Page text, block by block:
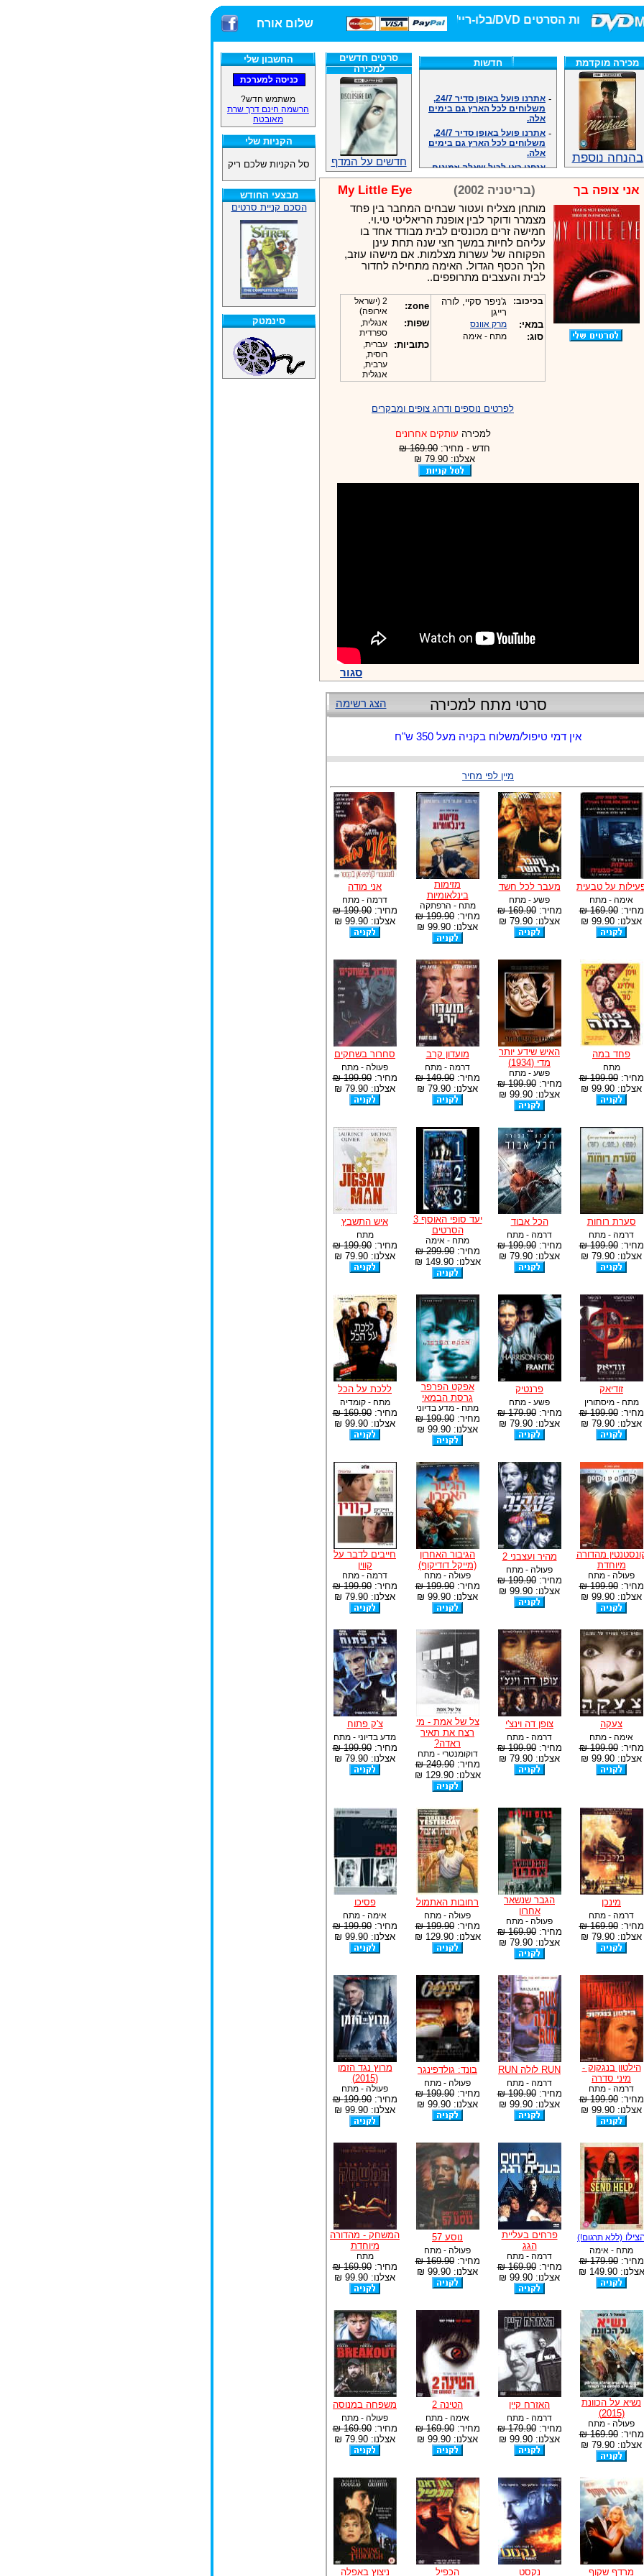
חנות הסרטים DVD/בלו-ריי/3D הגדולה ביותר! שלום אורח
החשבון שלי
משתמש חדש?
הרשמה חינם דרך שרת
מאובטח
הקניות שלי
סל הקניות שלכם ריק
מבצעי החודש
הסכם קניית סרטים
סינמטק
מכירה מוקדמת
בהנחה נוספת
חדשות
משלוחים לכל הארץ גם בימים
אלה.
משלוחים לכל הארץ גם בימים
אלה.
אנחנו כאן לכול שאלה וזמינים
במענה הטלפוני שלנו.ובמייל
.האתר לרשותכם פעיל 24/7
מענה טלפוני: 09-7652392
צוות דיוידי מאסטר ישיר.
זמינים במייל ובטלפון. האתר
לרשותכם פעיל 24/7
צוות דיוידי מאסטר ישיר.
אנחנו כאן לכול שאלה וזמינים
במענה הטלפוני שלנו.ובמייל
.האתר לרשותכם 24/7
מענה טלפוני: 09-7652392
צוות דיוידי מאסטר ישיר.
סרטים חדשים
למכירה
חדשים על המדף
אני צופה בך (בריטניה 2002) My Little Eye
מותחן מצליח ועטור שבחים המחבר בין פחד
מצמרר ודוקר לבין אופנת הריאליטי טי.וי.
חמישה זרים מכונסים לבית מבודד אחד בו
עליהם לחיות במשך חצי שנה תחת עינן
הפקוחה של עשרות מצלמות. אם מישהו עוזב,
הלך הכסף הגדול. האימה מתחילה לחדור
לבית והעצבים מתרופפים..
בכיכוב:
ג'ניפר סקיי, לורה
רייגן
במאי:
מרק אוונס
סוג: מתח - אימה
zone:
2 (ישראל
אירופה)
שפות:
אנגלית,
ספרדית
כתוביות:
עברית,
רוסית,
ערבית,
אנגלית
לפרטים נוספים ודרוג צופים ומבקרים
למכירה עותקים אחרונים
חדש - מחיר: 169.90 ₪
אצלנו: 79.90 ₪
סגור
הצג רשימה סרטי מתח למכירה
אין דמי טיפול/משלוח בקניה מעל 350 ש"ח
מיין לפי מחיר
על טבעית
אימה - מתח
מחיר:169.90 ₪
אצלנו: 99.90 ₪
מעבר לכל חשד
פשע - מתח
מחיר:169.90 ₪
אצלנו: 79.90 ₪
מזימות
בינלאומיות
מתח - הרפתקה
מחיר:199.90 ₪
אצלנו: 99.90 ₪
אני מודה
דרמה - מתח
מחיר:199.90 ₪
אצלנו: 99.90 ₪
פחד במה
מתח
מחיר:199.90 ₪
אצלנו: 99.90 ₪
האיש שידע יותר
מדי (1934)
פשע - מתח
מחיר:199.90 ₪
אצלנו: 99.90 ₪
מועדון קרב
דרמה - מתח
מחיר:149.90 ₪
אצלנו: 79.90 ₪
סחרור בשחקים
פעולה - מתח
מחיר:199.90 ₪
אצלנו: 79.90 ₪
סערת רוחות
דרמה - מתח
מחיר:199.90 ₪
אצלנו: 79.90 ₪
הכל אבוד
דרמה - מתח
מחיר:199.90 ₪
אצלנו: 79.90 ₪
יעד סופי האוסף 3
הסרטים
מתח - אימה
מחיר:299.90 ₪
אצלנו: 149.90 ₪
איש התשבץ
מתח
מחיר:199.90 ₪
אצלנו: 79.90 ₪
זודיאק
מתח - מיסתורין
מחיר:199.90 ₪
אצלנו: 79.90 ₪
פרנטיק
פשע - מתח
מחיר:179.90 ₪
אצלנו: 79.90 ₪
אפקט הפרפר
גרסת הבמאי
מתח - מדע בדיוני
מחיר:199.90 ₪
אצלנו: 99.90 ₪
ללכת על הכל
מתח - קומדיה
מחיר:169.90 ₪
אצלנו: 99.90 ₪
מהדורה
מיוחדת
פעולה - מתח
מחיר:199.90 ₪
אצלנו: 99.90 ₪
מהיר ועצבני 2
פעולה - מתח
מחיר:199.90 ₪
אצלנו: 99.90 ₪
הגיבור האחרון
(מייקל דודיקוף)
פעולה - מתח
מחיר:199.90 ₪
אצלנו: 99.90 ₪
חייבים לדבר על
קווין
דרמה - מתח
מחיר:199.90 ₪
אצלנו: 79.90 ₪
צעקה
אימה - מתח
מחיר:199.90 ₪
אצלנו: 99.90 ₪
צופן דה וינצ'י
דרמה - מתח
מחיר:199.90 ₪
אצלנו: 79.90 ₪
צל של אמת - מי
רצח את תאיר
ראדה?
דוקומנטרי - מתח
מחיר:249.90 ₪
אצלנו: 129.90 ₪
צ'ק פתוח
מדע בדיוני - מתח
מחיר:199.90 ₪
אצלנו: 79.90 ₪
מינכן
דרמה - מתח
מחיר:169.90 ₪
אצלנו: 79.90 ₪
הגבר שנשאר
אחרון
פעולה - מתח
מחיר:169.90 ₪
אצלנו: 79.90 ₪
רחובות האתמול
פעולה - מתח
מחיר:199.90 ₪
אצלנו: 129.90 ₪
פסיכו
אימה - מתח
מחיר:199.90 ₪
אצלנו: 99.90 ₪
הילטון בנגקוק -
מיני סדרה
דרמה - מתח
מחיר:199.90 ₪
אצלנו: 99.90 ₪
RUN לולה RUN
דרמה - מתח
מחיר:199.90 ₪
אצלנו: 99.90 ₪
בונד: גולדפינגר
פעולה - מתח
מחיר:199.90 ₪
אצלנו: 99.90 ₪
מרוץ נגד הזמן
(2015)
פעולה - מתח
מחיר:199.90 ₪
אצלנו: 99.90 ₪
(ללא תרגום!)
מתח - אימה
מחיר:179.90 ₪
אצלנו: 149.90 ₪
פרחים בעליית
הגג
דרמה - מתח
מחיר:169.90 ₪
אצלנו: 99.90 ₪
נוסע 57
פעולה - מתח
מחיר:169.90 ₪
אצלנו: 99.90 ₪
המשחק - מהדורה
מיוחדת
מתח
מחיר:169.90 ₪
אצלנו: 99.90 ₪
נשיא על הכוונת
(2015)
פעולה - מתח
מחיר:169.90 ₪
אצלנו: 79.90 ₪
האזרח קיין
דרמה - מתח
מחיר:179.90 ₪
אצלנו: 99.90 ₪
הטינה 2
אימה - מתח
מחיר:169.90 ₪
אצלנו: 99.90 ₪
משפחה במנוסה
פעולה - מתח
מחיר:169.90 ₪
אצלנו: 79.90 ₪
מרדף שקוף נקסט הכפיל ניצוץ באפלה